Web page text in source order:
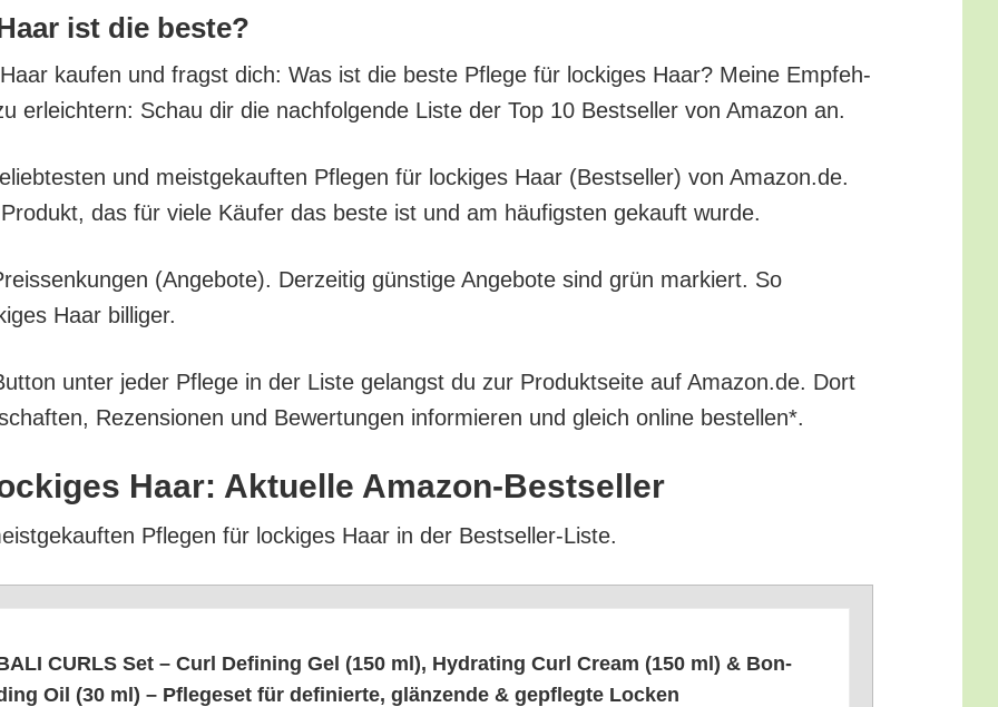
ist die beste?
kau­fen und fragst dich: Was ist die bes­te Pfle­ge für locki­ges Haar? Mei­ne Emp­feh­
erleich­tern: Schau dir die nach­fol­gen­de Lis­te der Top 10 Best­sel­ler von Ama­zon an.
und meist­ge­kauf­ten Pfle­gen für locki­ges Haar (Best­sel­ler) von Amazon.de.
das für vie­le Käu­fer das bes­te ist und am häu­figs­ten gekauft wurde.
(Ange­bo­te). Der­zei­tig güns­ti­ge Ange­bo­te sind grün mar­kiert. So
Haar billiger.
unter jeder Pfle­ge in der Lis­te gelangst du zur Pro­dukt­sei­te auf Amazon.de. Dort
Rezen­sio­nen und Bewer­tun­gen infor­mie­ren und gleich online bestellen*.
Haar: Aktu­el­le Amazon-Bestseller
Pfle­gen für locki­ges Haar in der Bestseller-Liste.
CURLS Set – Curl Defi­ning Gel (150 ml), Hydrating Curl Cream (150 ml) & Bon­
Oil (30 ml) – Pfle­ge­set für defi­nier­te, glän­zen­de & gepfleg­te Locken